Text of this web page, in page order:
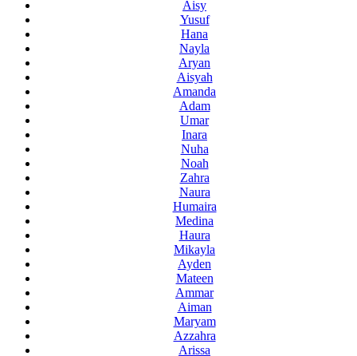
Aisy
Yusuf
Hana
Nayla
Aryan
Aisyah
Amanda
Adam
Umar
Inara
Nuha
Noah
Zahra
Naura
Humaira
Medina
Haura
Mikayla
Ayden
Mateen
Ammar
Aiman
Maryam
Azzahra
Arissa